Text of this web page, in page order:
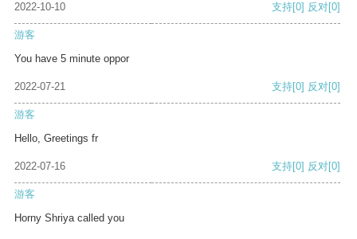
2022-10-10 支持[0] 反对[0]
游客
You have 5 minute oppor
2022-07-21 支持[0] 反对[0]
游客
Hello, Greetings fr
2022-07-16 支持[0] 反对[0]
游客
Horny Shriya called you